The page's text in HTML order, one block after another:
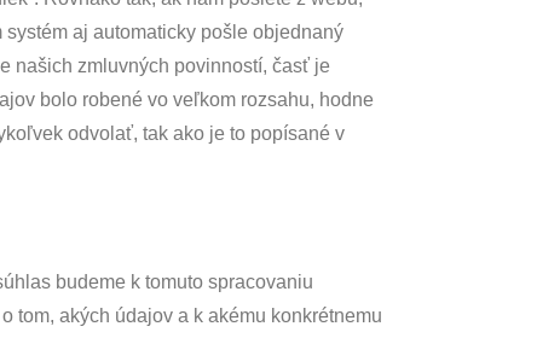
systém aj automaticky pošle objednaný
našich zmluvných povinností, časť je
bolo robené vo veľkom rozsahu, hodne
odvolať, tak ako je to popísané v
budeme k tomuto spracovaniu
tom, akých údajov a k akému konkrétnemu